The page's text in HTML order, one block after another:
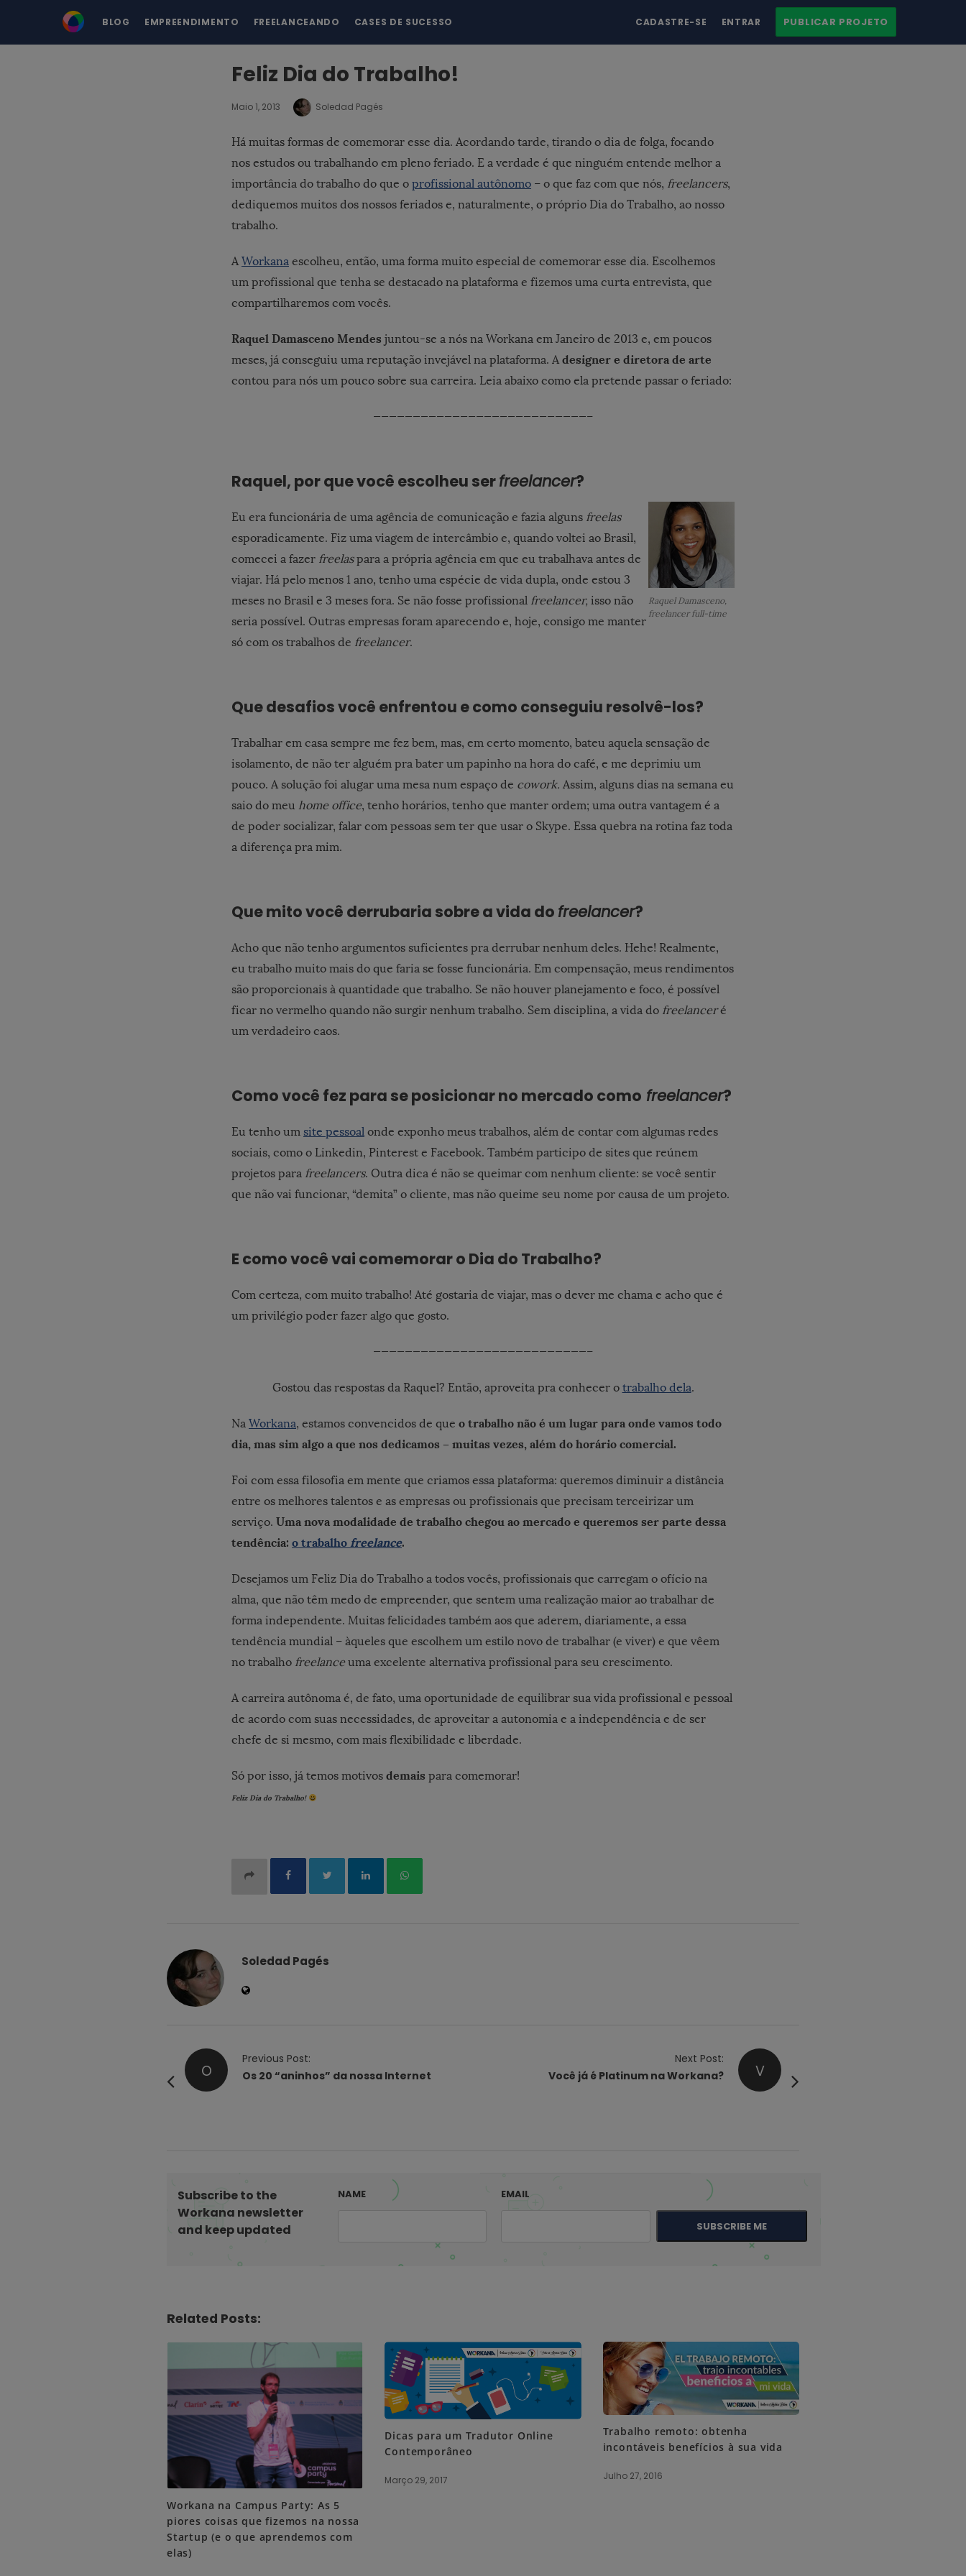
BLOG EMPREENDIMENTO FREELANCEANDO CASES DE SUCESSO CADASTRE-SE ENTRAR PUBLICAR PROJETO
Feliz Dia do Trabalho!
Maio 1, 2013 Soledad Pagés
Há muitas formas de comemorar esse dia. Acordando tarde, tirando o dia de folga, focando
nos estudos ou trabalhando em pleno feriado. E a verdade é que ninguém entende melhor a
importância do trabalho do que o profissional autônomo – o que faz com que nós, freelancers,
dediquemos muitos dos nossos feriados e, naturalmente, o próprio Dia do Trabalho, ao nosso
trabalho.
A Workana escolheu, então, uma forma muito especial de comemorar esse dia. Escolhemos
um profissional que tenha se destacado na plataforma e fizemos uma curta entrevista, que
compartilharemos com vocês.
Raquel Damasceno Mendes juntou-se a nós na Workana em Janeiro de 2013 e, em poucos
meses, já conseguiu uma reputação invejável na plataforma. A designer e diretora de arte
contou para nós um pouco sobre sua carreira. Leia abaixo como ela pretende passar o feriado:
———————————————————————————–
Raquel, por que você escolheu serfreelancer?
Raquel Damasceno,
freelancer full-time
Eu era funcionária de uma agência de comunicação e fazia alguns freelas
esporadicamente. Fiz uma viagem de intercâmbio e, quando voltei ao Brasil,
comecei a fazer freelaspara a própria agência em que eu trabalhava antes de
viajar. Há pelo menos 1 ano, tenho uma espécie de vida dupla, onde estou 3
meses no Brasil e 3 meses fora. Se não fosse profissional freelancer, isso não
seria possível. Outras empresas foram aparecendo e, hoje, consigo me manter
só com os trabalhos de freelancer.
Que desafios você enfrentou e como conseguiu resolvê-los?
Trabalhar em casa sempre me fez bem, mas, em certo momento, bateu aquela sensação de
isolamento, de não ter alguém pra bater um papinho na hora do café, e me deprimiu um
pouco. A solução foi alugar uma mesa num espaço de cowork. Assim, alguns dias na semana eu
saio do meu home office, tenho horários, tenho que manter ordem; uma outra vantagem é a
de poder socializar, falar com pessoas sem ter que usar o Skype. Essa quebra na rotina faz toda
a diferença pra mim.
Que mito você derrubaria sobre a vida do freelancer?
Acho que não tenho argumentos suficientes pra derrubar nenhum deles. Hehe! Realmente,
eu trabalho muito mais do que faria se fosse funcionária. Em compensação, meus rendimentos
são proporcionais à quantidade que trabalho. Se não houver planejamento e foco, é possível
ficar no vermelho quando não surgir nenhum trabalho. Sem disciplina, a vida do freelanceré
um verdadeiro caos.
Como você fez para se posicionar no mercado como freelancer?
Eu tenho um site pessoal onde exponho meus trabalhos, além de contar com algumas redes
sociais, como o Linkedin, Pinterest e Facebook. Também participo de sites que reúnem
projetos para freelancers. Outra dica é não se queimar com nenhum cliente: se você sentir
que não vai funcionar, “demita” o cliente, mas não queime seu nome por causa de um projeto.
E como você vai comemorar o Dia do Trabalho?
Com certeza, com muito trabalho! Até gostaria de viajar, mas o dever me chama e acho que é
um privilégio poder fazer algo que gosto.
———————————————————————————–
Gostou das respostas da Raquel? Então, aproveita pra conhecer o trabalho dela.
Na Workana, estamos convencidos de que o trabalho não é um lugar para onde vamos todo
dia, mas sim algo a que nos dedicamos – muitas vezes, além do horário comercial.
Foi com essa filosofia em mente que criamos essa plataforma: queremos diminuir a distância
entre os melhores talentos e as empresas ou profissionais que precisam terceirizar um
serviço. Uma nova modalidade de trabalho chegou ao mercado e queremos ser parte dessa
tendência: o trabalho freelance.
Desejamos um Feliz Dia do Trabalho a todos vocês, profissionais que carregam o ofício na
alma, que não têm medo de empreender, que sentem uma realização maior ao trabalhar de
forma independente. Muitas felicidades também aos que aderem, diariamente, a essa
tendência mundial – àqueles que escolhem um estilo novo de trabalhar (e viver) e que vêem
no trabalho freelanceuma excelente alternativa profissional para seu crescimento.
A carreira autônoma é, de fato, uma oportunidade de equilibrar sua vida profissional e pessoal
de acordo com suas necessidades, de aproveitar a autonomia e a independência e de ser
chefe de si mesmo, com mais flexibilidade e liberdade.
Só por isso, já temos motivos demais para comemorar!
Feliz Dia do Trabalho!
Soledad Pagés
O
Previous Post:
Os 20 “aninhos” da nossa Internet
V
Next Post:
Você já é Platinum na Workana?
Subscribe to the
Workana newsletter
and keep updated
NAME EMAIL
SUBSCRIBE ME
Related Posts:
Workana na Campus Party: As 5
piores coisas que fizemos na nossa
Startup (e o que aprendemos com
elas)
Dicas para um Tradutor Online
Contemporâneo
Março 29, 2017
Trabalho remoto: obtenha
incontáveis benefícios à sua vida
Julho 27, 2016